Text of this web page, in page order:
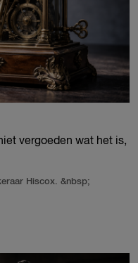
vergoeden wat het is,
Hiscox. &nbsp;